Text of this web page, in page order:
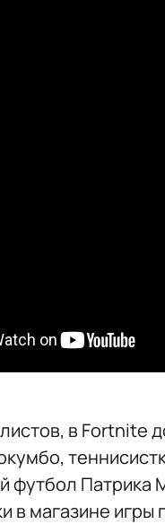
в Fortnite
футбол Патрика
в магазине